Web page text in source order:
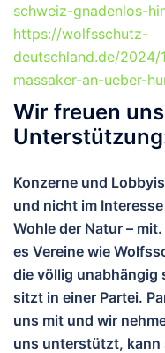
schweiz-gnadenlos-
https://wolfsschutz-
deutschland.de/
massaker-an-ueber-
Wir freuen
Konzerne und
und nicht im
Wohle der Natur –
es Vereine wie
die völlig unabhängig
sitzt in einer Partei.
uns mit und wir
uns unterstützt, kann